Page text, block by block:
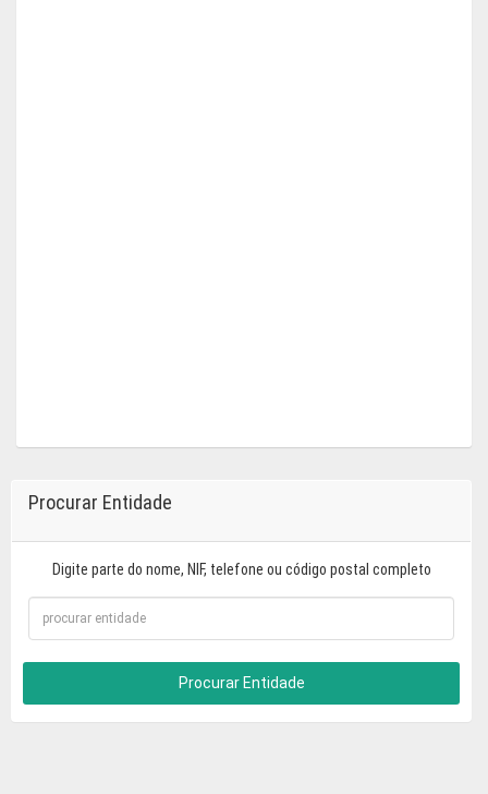
Procurar Entidade
Digite parte do nome, NIF, telefone ou código postal completo
Procurar Entidade